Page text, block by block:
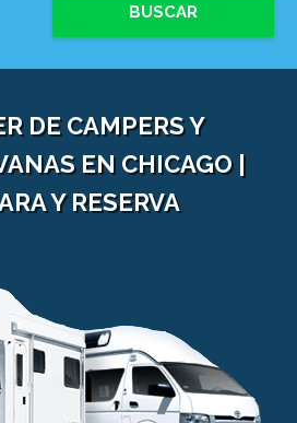
BUSCAR
DE CAMPERS Y
EN CHICAGO |
Y RESERVA